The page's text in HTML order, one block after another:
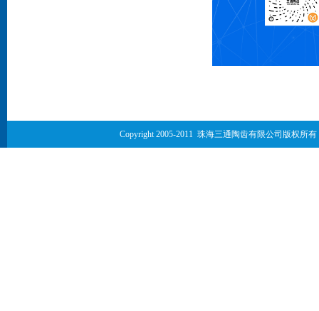
Copyright 2005-2011 珠海三通陶齿有限公司版权所有